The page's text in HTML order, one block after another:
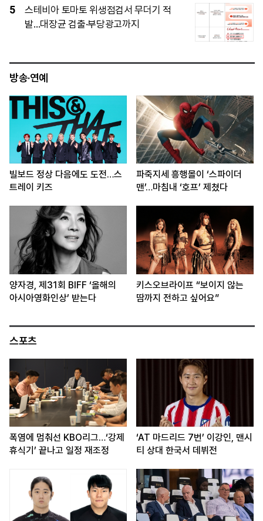
5
스테비아 토마토 위생점검서 무더기 적
발…대장균 검출·부당광고까지
방송·연예
빌보드 정상 다음에도 도전…스
트레이 키즈
파죽지세 흥행몰이 ‘스파이더
맨’…마침내 ‘호프’ 제쳤다
양자경, 제31회 BIFF ‘올해의
아시아영화인상’ 받는다
키스오브라이프 “보이지 않는
땀까지 전하고 싶어요”
스포츠
폭염에 멈춰선 KBO리그…‘강제
휴식기’ 끝나고 일정 재조정
‘AT 마드리드 7번’ 이강인, 맨시
티 상대 한국서 데뷔전